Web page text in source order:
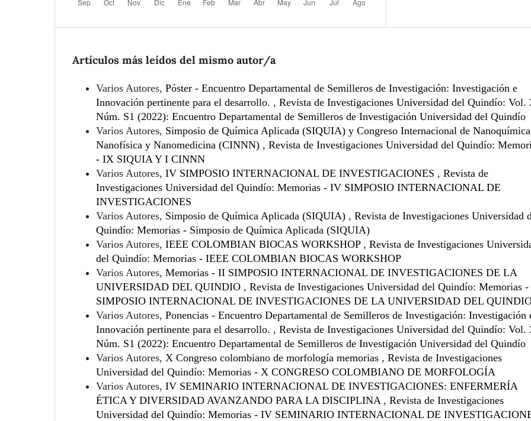
Artículos más leídos del mismo autor/a
Varios Autores, Póster - Encuentro Departamental de Semilleros de Investigación: Investigación e
Innovación pertinente para el desarrollo. , Revista de Investigaciones Universidad del Quindío: Vol.
Núm. S1 (2022): Encuentro Departamental de Semilleros de Investigación Universidad del Quindío
Varios Autores, Simposio de Química Aplicada (SIQUIA) y Congreso Internacional de
Nanofísica y Nanomedicina (CINNN) , Revista de Investigaciones Universidad del Quindío:
- IX SIQUIA Y I CINNN
Varios Autores, IV SIMPOSIO INTERNACIONAL DE INVESTIGACIONES , Revista de
Investigaciones Universidad del Quindío: Memorias - IV SIMPOSIO INTERNACIONAL DE
INVESTIGACIONES
Varios Autores, Simposio de Química Aplicada (SIQUIA) , Revista de Investigaciones Universidad
Quindío: Memorias - Simposio de Química Aplicada (SIQUIA)
Varios Autores, IEEE COLOMBIAN BIOCAS WORKSHOP , Revista de Investigaciones
del Quindío: Memorias - IEEE COLOMBIAN BIOCAS WORKSHOP
Varios Autores, Memorias - II SIMPOSIO INTERNACIONAL DE INVESTIGACIONES DE LA
UNIVERSIDAD DEL QUINDIO , Revista de Investigaciones Universidad del Quindío: Memorias
SIMPOSIO INTERNACIONAL DE INVESTIGACIONES DE LA UNIVERSIDAD DEL
Varios Autores, Ponencias - Encuentro Departamental de Semilleros de Investigación: Investigación
Innovación pertinente para el desarrollo. , Revista de Investigaciones Universidad del Quindío: Vol.
Núm. S1 (2022): Encuentro Departamental de Semilleros de Investigación Universidad del Quindío
Varios Autores, X Congreso colombiano de morfología memorias , Revista de Investigaciones
Universidad del Quindío: Memorias - X CONGRESO COLOMBIANO DE MORFOLOGÍA
Varios Autores, IV SEMINARIO INTERNACIONAL DE INVESTIGACIONES: ENFERMERÍA
ÉTICA Y DIVERSIDAD AVANZANDO PARA LA DISCIPLINA , Revista de Investigaciones
Universidad del Quindío: Memorias - IV SEMINARIO INTERNACIONAL DE